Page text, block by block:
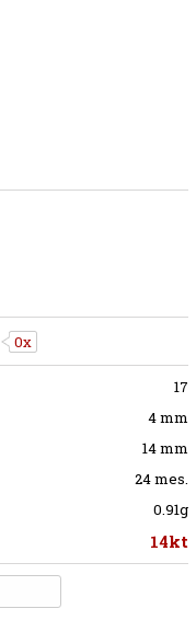
0x
17
4 mm
14 mm
24 mes.
0.91g
14kt